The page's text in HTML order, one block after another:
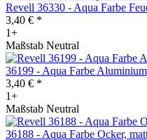
Revell 36330 - Aqua Farbe
3,40 € *
1+
Maßstab Neutral
36199 - Aqua Farbe
3,40 € *
1+
Maßstab Neutral
36188 - Aqua Farbe Ocker,